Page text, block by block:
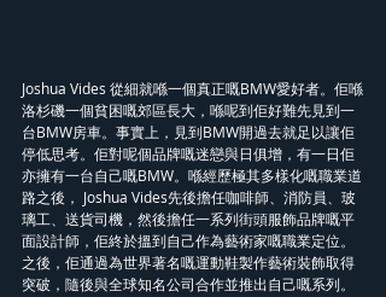
Joshua Vides 從細就喺一個真正嘅BMW愛好者。佢喺
洛杉磯一個貧困嘅郊區長大，喺呢到佢好難先見到一
台BMW房車。事實上，見到BMW開過去就足以讓佢
停低思考。佢對呢個品牌嘅迷戀與日俱增，有一日佢
亦擁有一台自己嘅BMW。喺經歷極其多樣化嘅職業道
路之後， Joshua Vides先後擔任咖啡師、消防員、玻
璃工、送貨司機，然後擔任一系列街頭服飾品牌嘅平
面設計師，佢終於搵到自己作為藝術家嘅職業定位。
之後，佢通過為世界著名嘅運動鞋製作藝術裝飾取得
突破，隨後與全球知名公司合作並推出自己嘅系列。